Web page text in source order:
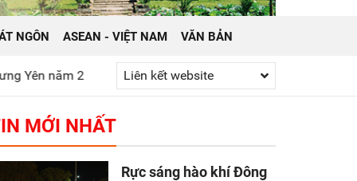
NGÔN ASEAN - VIỆT NAM VĂN BẢN
huy truyền thống “Uống nước nhớ nguồn” Gửi yêu
Liên kết website
MỚI NHẤT
Rực sáng hào khí Đông